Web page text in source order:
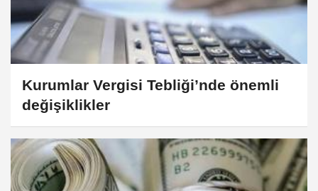
Kurumlar Vergisi Tebliği’nde önemli
değişiklikler